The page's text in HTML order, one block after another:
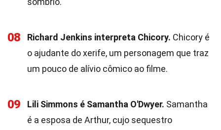
08 Richard Jenkins interpreta Chicory. Chicory é
o ajudante do xerife, um personagem que traz
um pouco de alívio cômico ao filme.
09 Lili Simmons é Samantha O'Dwyer. Samantha
é a esposa de Arthur, cujo sequestro